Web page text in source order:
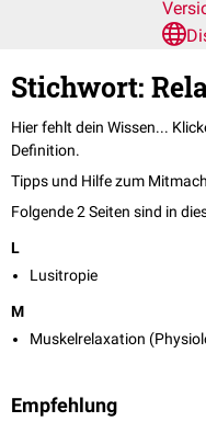
Stichwort:
Hier fehlt dein Wissen...
Definition.
Tipps und Hilfe zum
Folgende 2 Seiten sind in
L
Lusitropie
M
Muskelrelaxation
Empfehlung